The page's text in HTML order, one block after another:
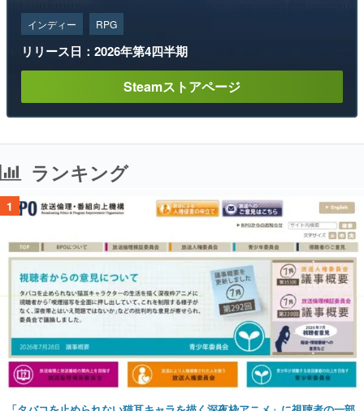
インディー RPG
リリース日：2026年第4四半期
Steamストアページ
ランキング
1